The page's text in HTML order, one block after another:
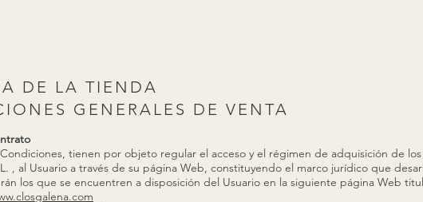
tienen por objeto regular el acceso y el régimen de adquisición de
, al Usuario a través de su página Web, constituyendo el marco jurídico que
los que se encuentren a disposición del Usuario en la siguiente página Web
DE LA TIENDA
GENERALES DE VENTA